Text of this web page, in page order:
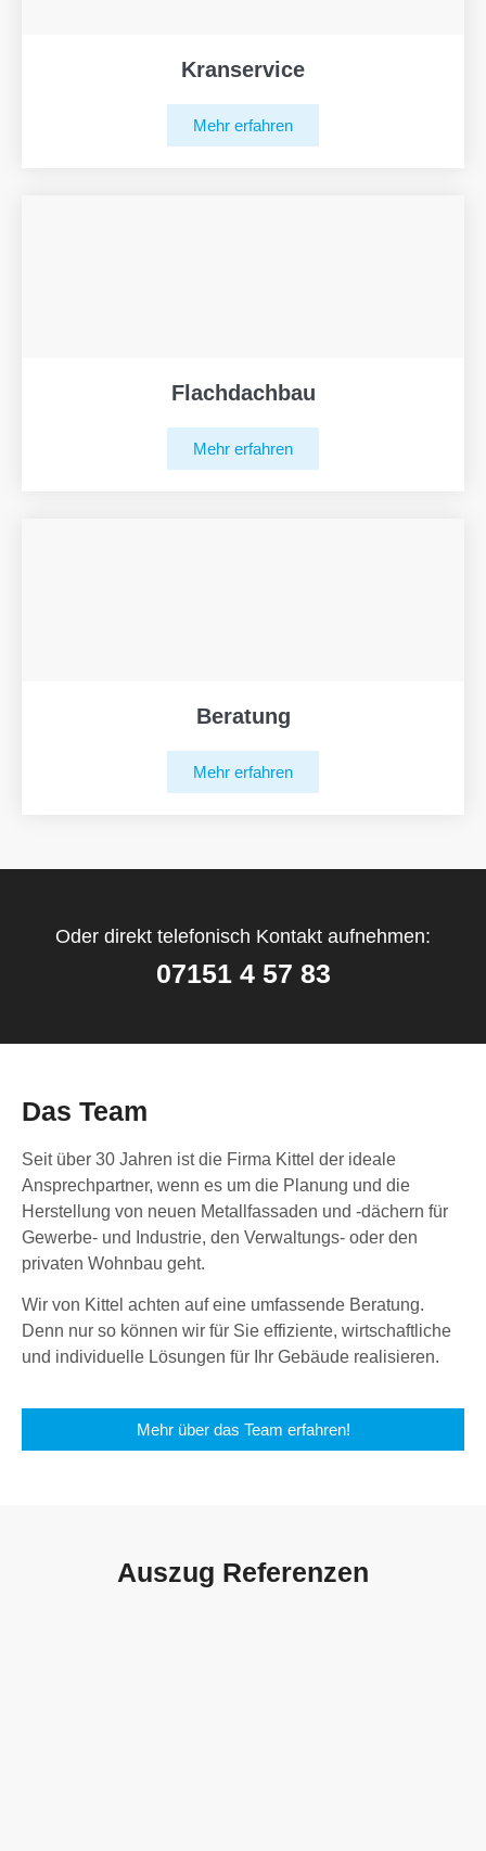
Kranservice
Mehr erfahren
Flachdachbau
Mehr erfahren
Beratung
Mehr erfahren
Oder direkt telefonisch Kontakt aufnehmen:
07151 4 57 83
Das Team
Seit über 30 Jahren ist die Firma Kittel der ideale
Ansprechpartner, wenn es um die Planung und die
Herstellung von neuen Metallfassaden und -dächern für
Gewerbe- und Industrie, den Verwaltungs- oder den
privaten Wohnbau geht.
Wir von Kittel achten auf eine umfassende Beratung.
Denn nur so können wir für Sie effiziente, wirtschaftliche
und individuelle Lösungen für Ihr Gebäude realisieren.
Mehr über das Team erfahren!
Auszug Referenzen